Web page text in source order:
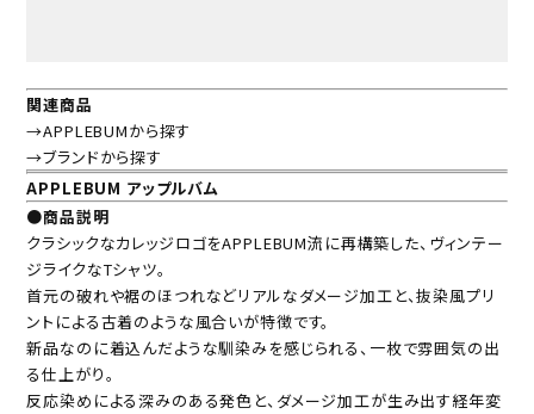
関連商品
→APPLEBUMから探す
→ブランドから探す
APPLEBUM アップルバム
●商品説明
クラシックなカレッジロゴをAPPLEBUM流に再構築した、ヴィンテー
ジライクなTシャツ。
首元の破れや裾のほつれなどリアルなダメージ加工と、抜染風プリ
ントによる古着のような風合いが特徴です。
新品なのに着込んだような馴染みを感じられる、一枚で雰囲気の出
る仕上がり。
反応染めによる深みのある発色と、ダメージ加工が生み出す経年変